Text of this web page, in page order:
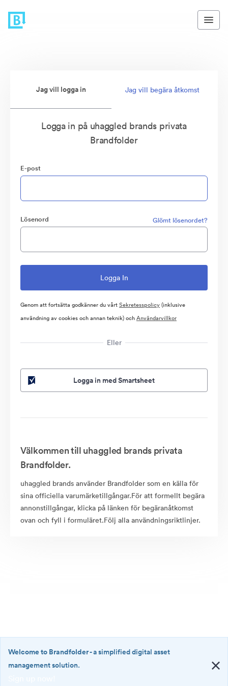
Jag vill logga in Jag vill begära åtkomst
Logga in på uhaggled brands privata
Brandfolder
E-post
Lösenord Glömt lösenordet?
Genom att fortsätta godkänner du vårtSekretesspolicy(inklusive
användning av cookies och annan teknik) ochAnvändarvillkor
Eller
Logga in med Smartsheet
Välkommen till uhaggled brands privata
Brandfolder.
uhaggled brands använder Brandfolder som en källa för
sina officiella varumärketillgångar.För att formellt begära
annonstillgångar, klicka på länken för begäranåtkomst
ovan och fyll i formuläret.Följ alla användningsriktlinjer.
Welcome to Brandfolder- a simplified digital asset
management solution.